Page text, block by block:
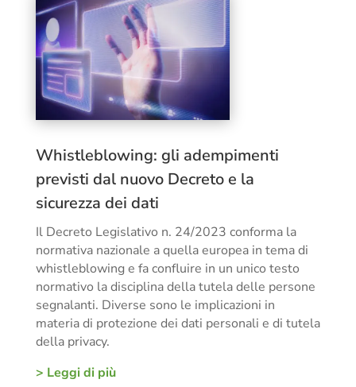
Whistleblowing: gli adempimenti
previsti dal nuovo Decreto e la
sicurezza dei dati
Il Decreto Legislativo n. 24/2023 conforma la
normativa nazionale a quella europea in tema di
whistleblowing e fa confluire in un unico testo
normativo la disciplina della tutela delle persone
segnalanti. Diverse sono le implicazioni in
materia di protezione dei dati personali e di tutela
della privacy.
> Leggi di più